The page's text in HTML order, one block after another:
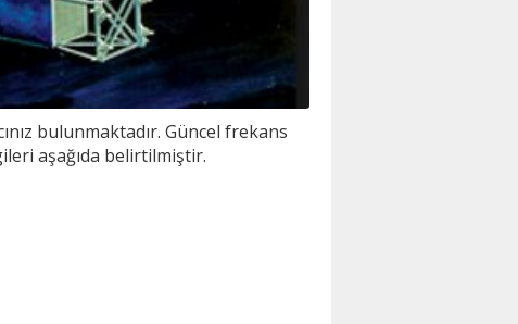
bulunmaktadır. Güncel frekans
aşağıda belirtilmiştir.